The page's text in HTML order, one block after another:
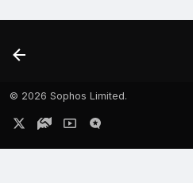
© 2026 Sophos Limited.